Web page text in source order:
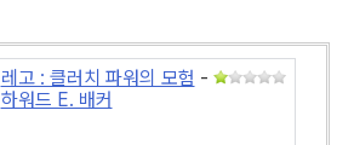
레고 : 클러치 파워의 모험 -
하워드 E. 배커